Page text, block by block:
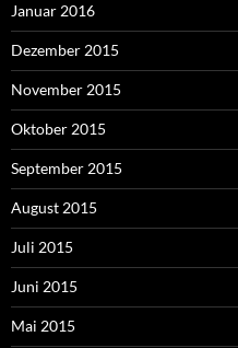
Januar 2016
Dezember 2015
November 2015
Oktober 2015
September 2015
August 2015
Juli 2015
Juni 2015
Mai 2015